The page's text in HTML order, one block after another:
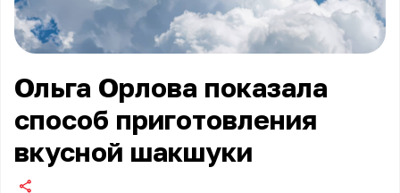
Ольга Орлова показала
способ приготовления
вкусной шакшуки